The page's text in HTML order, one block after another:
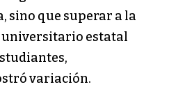
que superar a la
estatal
variación.